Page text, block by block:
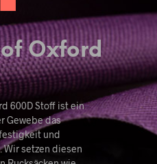
Oxford
600D Stoff ist ein
Gewebe das
und
setzen diesen